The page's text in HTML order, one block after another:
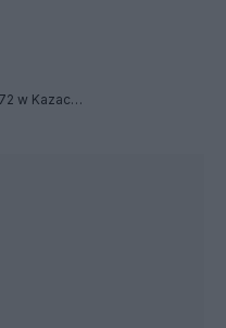
Katastroficzny kamuflaż zbrodni? An-72 w Kazachstanie